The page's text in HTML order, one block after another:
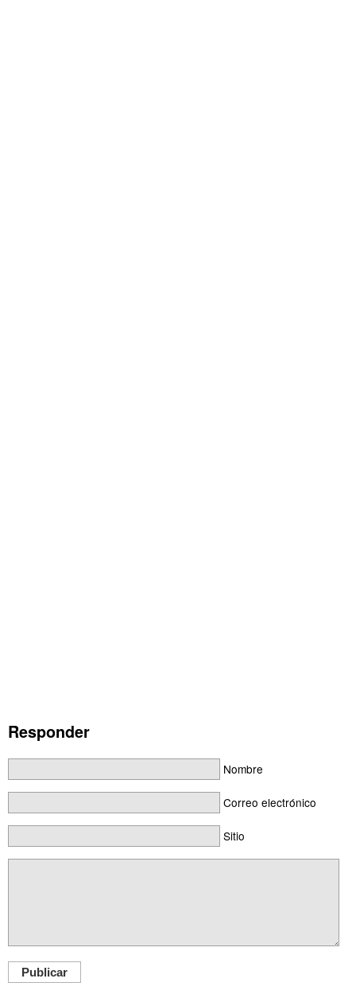
Responder
Nombre
Correo electrónico
Sitio
Publicar